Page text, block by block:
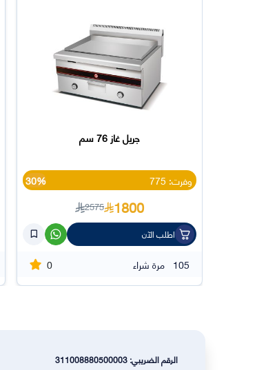
جريل غاز 76 سم
وفرت: 775 30%
1800
2575
اطلب الآن
105 مرة شراء 0
الرقم الضريبي: 311008880500003